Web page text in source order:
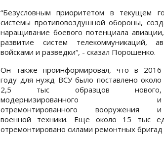
“Безусловным приоритетом в текущем
системы противовоздушной обороны,
наращивание боевого потенциала
развитие систем телекоммуникаций,
войсками и разведки“, - сказал Порошенко.
Он также проинформировал, что в 2016
году для нужд ВСУ было поставлено около
2,5 тыс образцов нового,
модернизированного и
отремонтированного вооружения и
военной техники. Еще около 15 тыс
отремонтировано силами ремонтных бригад